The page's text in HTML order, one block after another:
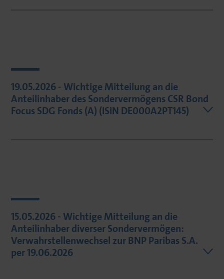
19.05.2026 - Wichtige Mitteilung an die
Anteilinhaber des Sondervermögens CSR Bond
Focus SDG Fonds (A) (ISIN DE000A2PT145)
15.05.2026 - Wichtige Mitteilung an die
Anteilinhaber diverser Sondervermögen:
Verwahrstellenwechsel zur BNP Paribas S.A.
per 19.06.2026